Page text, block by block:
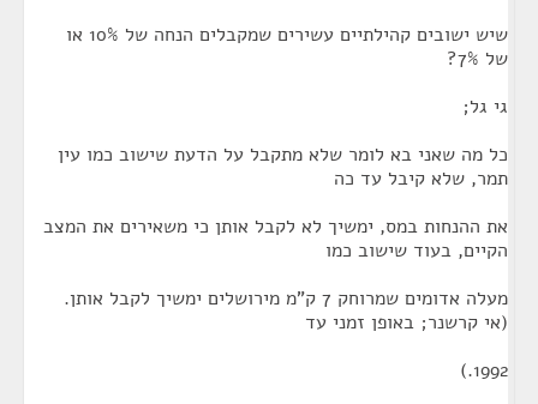
שיש ישובים קהילתיים עשירים שמקבלים הנחה של 10% או
של 7%?
גי גל;
כל מה שאני בא לומר שלא מתקבל על הדעת שישוב כמו עין
תמר, שלא קיבל עד כה
את ההנחות במס, ימשיך לא לקבל אותן כי משאירים את המצב
הקיים, בעוד שישוב כמו
מעלה אדומים שמרוחק 7 ק"מ מירושלים ימשיך לקבל אותן.
(אי קרשנר; באופן זמני עד
1992.)